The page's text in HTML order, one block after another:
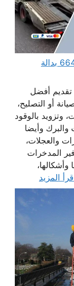
ونش كرين سطحة ام الهيمان 66400336 بدالة
تقديم أفضل
أو التصليح،
وتزويد بالوقود
وأيضا
والعجلات،
المدخرات
وأشكالها،
اقرأ المزيد